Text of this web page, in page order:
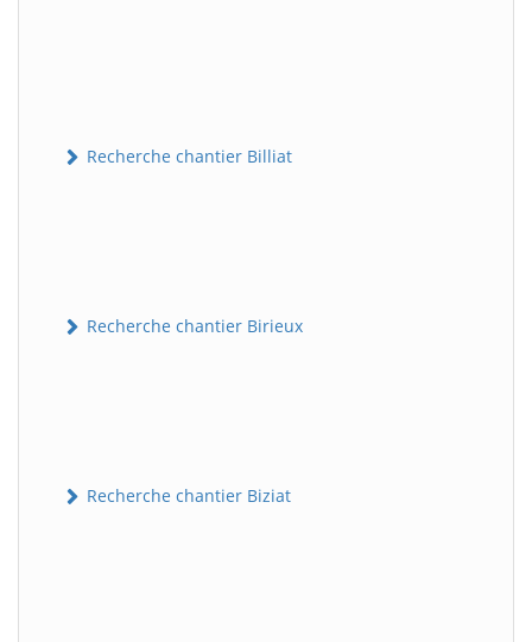
Recherche chantier Billiat
Recherche chantier Birieux
Recherche chantier Biziat